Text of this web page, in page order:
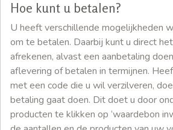
Hoe kunt u betalen?
U heeft verschillende mogelijkheden
om te betalen. Daarbij kunt u direct
afrekenen, alvast een aanbetaling
aflevering of betalen in termijnen.
met een code die u wil verzilveren,
betaling gaat doen. Dit doet u door
producten te klikken op ‘waardebon